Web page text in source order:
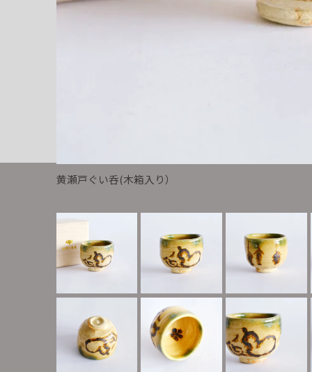
黄瀬戸ぐい呑(木箱入り）